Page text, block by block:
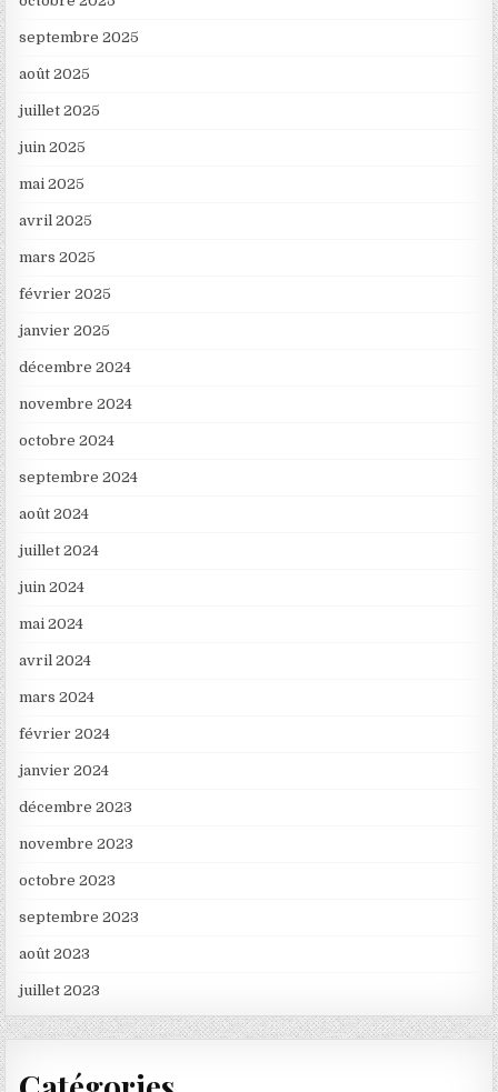
septembre 2025
août 2025
juillet 2025
juin 2025
mai 2025
avril 2025
mars 2025
février 2025
janvier 2025
décembre 2024
novembre 2024
octobre 2024
septembre 2024
août 2024
juillet 2024
juin 2024
mai 2024
avril 2024
mars 2024
février 2024
janvier 2024
décembre 2023
novembre 2023
octobre 2023
septembre 2023
août 2023
juillet 2023